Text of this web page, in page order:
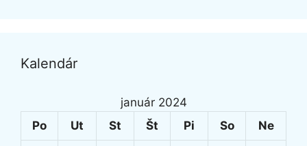
Kalendár
január 2024
Po
Ut St Št Pi So Ne